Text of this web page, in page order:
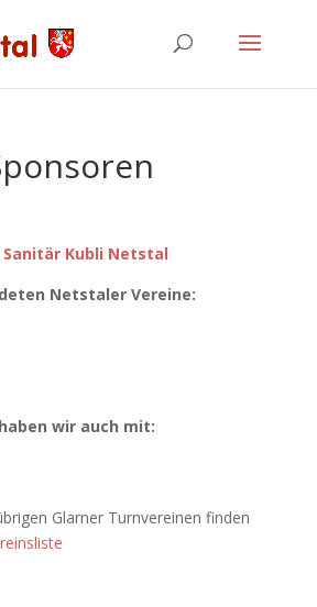
Sanitär Kubli Netstal
Netstaler Vereine:
wir auch mit:
Glarner Turnvereinen finden